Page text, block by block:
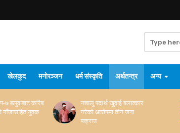
खेलकुद मनोरञ्जन धर्म संस्कृति अर्थतन्त्र अन्य
खुवाई बलात्कार
तीन जना
कोशी ब्यारेजमा पानीको सतह
खतराको तहमा, ३४ ढोका
खोलियो